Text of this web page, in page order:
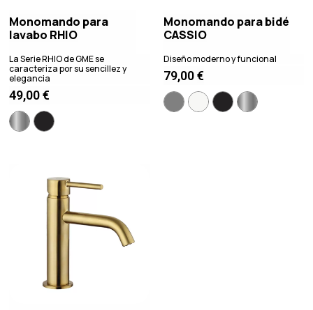
Monomando para
lavabo RHIO
La Serie RHIO de GME se
caracteriza por su sencillez y
elegancia
49,00€
Monomando para bidé
CASSIO
Diseño moderno y funcional
79,00€